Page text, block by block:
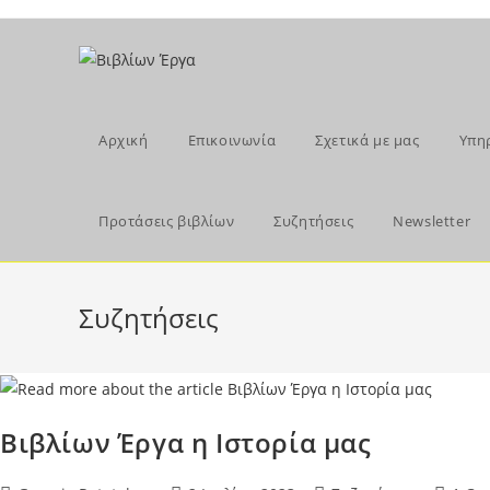
Αρχική Επικοινωνία Σχετικά με μας
Προτάσεις βιβλίων Συζητήσεις Newsletter
Συζητήσεις
Βιβλίων Έργα η Ιστορία μας